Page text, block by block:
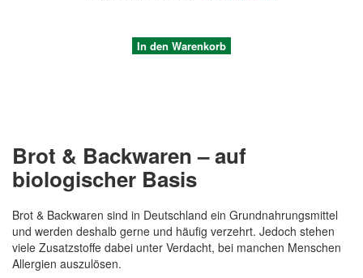
Quickview
In den Warenkorb
Brot & Backwaren – auf
biologischer Basis
Brot & Backwaren sind in Deutschland ein Grundnahrungsmittel
und werden deshalb gerne und häufig verzehrt. Jedoch stehen
viele Zusatzstoffe dabei unter Verdacht, bei manchen Menschen
Allergien auszulösen.